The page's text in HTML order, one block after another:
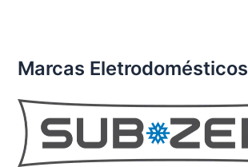
Marcas Eletrodomésticos